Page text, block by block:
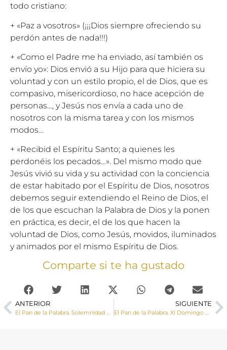
todo cristiano:
+ «Paz a vosotros» (¡¡¡Dios siempre ofreciendo su
perdón antes de nada!!!)
+ «Como el Padre me ha enviado, así también os
envío yo»: Dios envió a su Hijo para que hiciera su
voluntad y con un estilo propio, el de Dios, que es
compasivo, misericordioso, no hace acepción de
personas…, y Jesús nos envía a cada uno de
nosotros con la misma tarea y con los mismos
modos…
+ «Recibid el Espíritu Santo; a quienes les
perdonéis los pecados…». Del mismo modo que
Jesús vivió su vida y su actividad con la conciencia
de estar habitado por el Espíritu de Dios, nosotros
debemos seguir extendiendo el Reino de Dios, el
de los que escuchan la Palabra de Dios y la ponen
en práctica, es decir, el de los que hacen la
voluntad de Dios, como Jesús, movidos, iluminados
y animados por el mismo Espíritu de Dios.
Comparte si te ha gustado
ANTERIOR
El Pan de la Palabra. Solemnidad de la Santísima Trinidad
SIGUIENTE
El Pan de la Palabra. XI Domingo del Tiempo Ordinario